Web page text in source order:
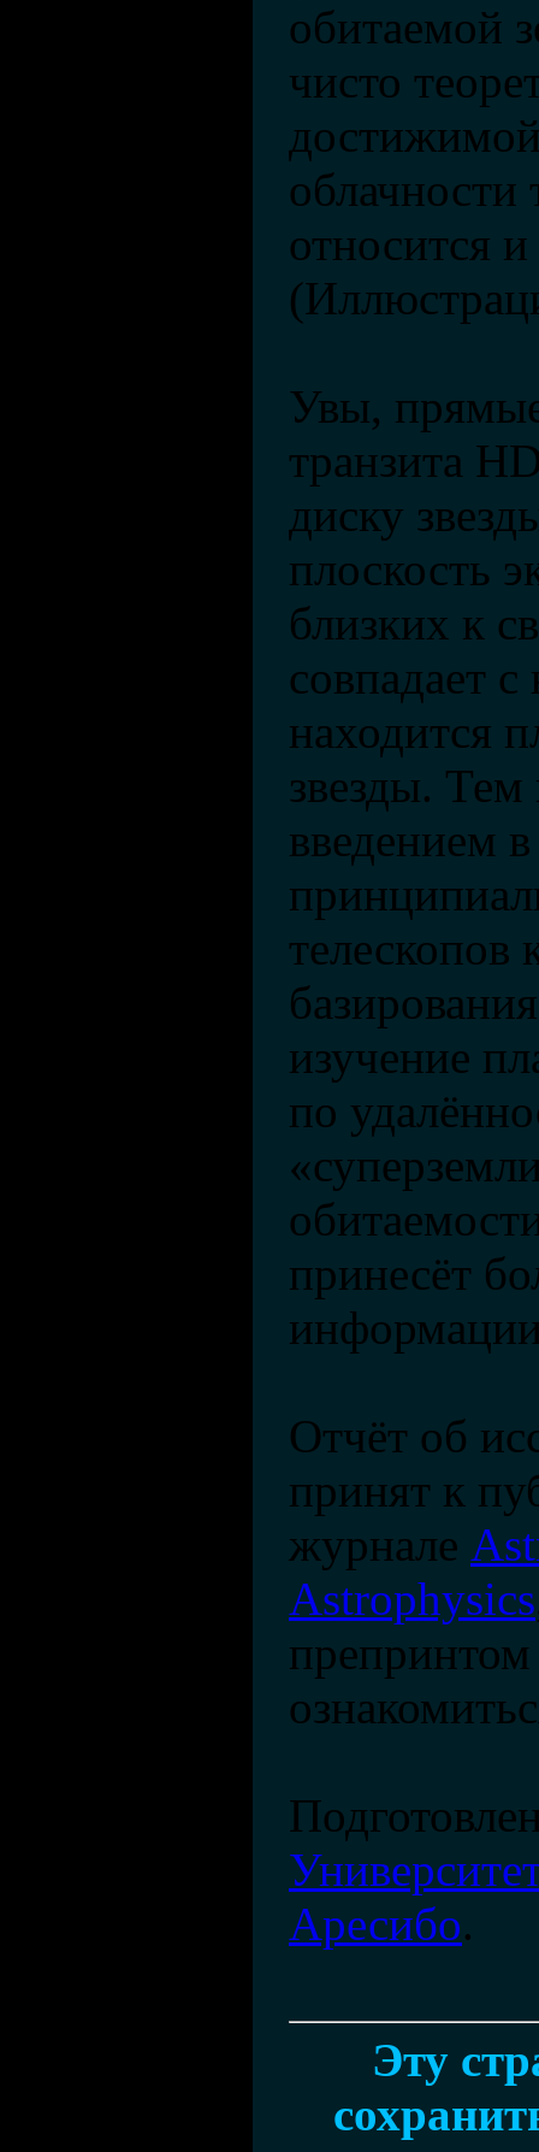
обитаемой
чисто
облачности
относится
Увы,
транзита
диску
плоскость
близких к
совпадает
находится
звезды. Тем
введением
телескопов
изучение
по
принесёт
Отчёт об
принят к
журнале
Astrophysics
Аресибо.
Эту